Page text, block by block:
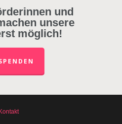
und
unsere
möglich!
Kontakt